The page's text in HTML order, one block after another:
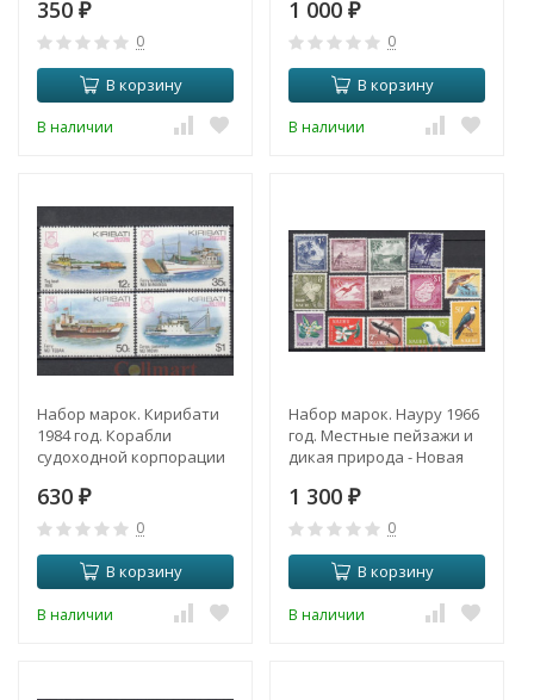
350 ₽
0
В корзину
В наличии
1 000 ₽
0
В корзину
В наличии
Набор марок. Кирибати
1984 год. Корабли
судоходной корпорации
630 ₽
0
В корзину
В наличии
Набор марок. Науру 1966
год. Местные пейзажи и
дикая природа - Новая
1 300 ₽
0
В корзину
В наличии